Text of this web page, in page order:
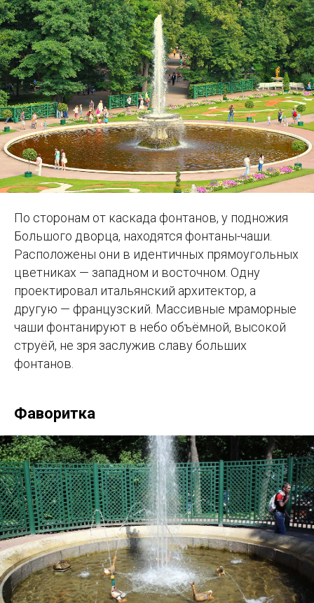
По сторонам от каскада фонтанов, у подножия
Большого дворца, находятся фонтаны-чаши.
Расположены они в идентичных прямоугольных
цветниках — западном и восточном. Одну
проектировал итальянский архитектор, а
другую — французский. Массивные мраморные
чаши фонтанируют в небо объёмной, высокой
струёй, не зря заслужив славу больших
фонтанов.
Фаворитка